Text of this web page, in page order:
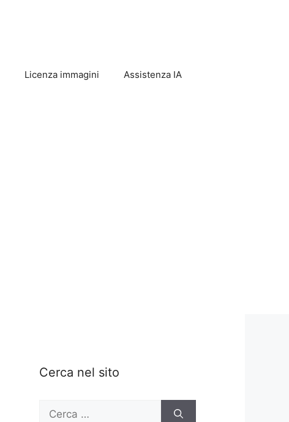
Licenza immagini Assistenza IA
Cerca nel sito
Ricerca